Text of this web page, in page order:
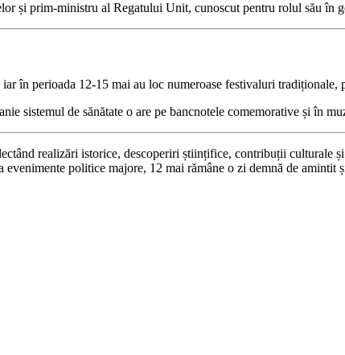
și prim-ministru al Regatului Unit, cunoscut pentru rolul său în
în perioada 12-15 mai au loc numeroase festivaluri tradiționale,
sistemul de sănătate o are pe bancnotele comemorative și în
realizări istorice, descoperiri științifice, contribuții culturale
politice majore, 12 mai rămâne o zi demnă de amintit